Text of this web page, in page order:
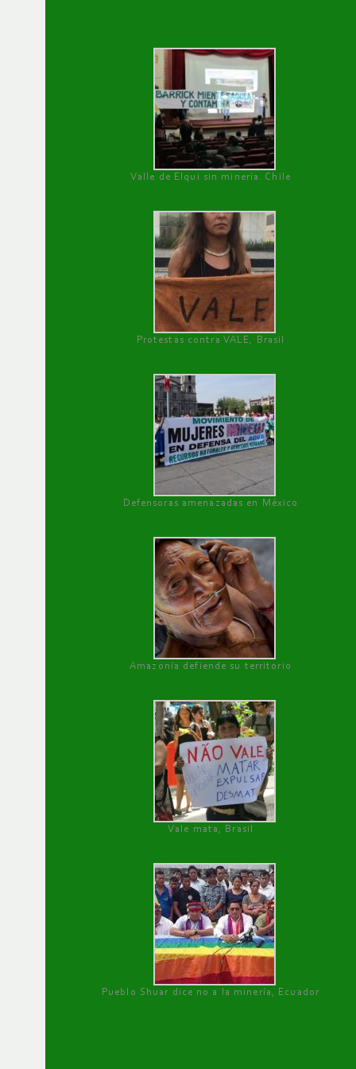
Valle de Elqui sin minería. Chile
Protestas contra VALE, Brasil
Defensoras amenazadas en México
Amazonía defiende su territorio
Vale mata, Brasil
Pueblo Shuar dice no a la minería, Ecuador